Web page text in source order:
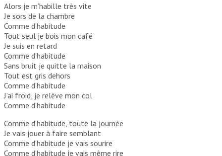
Alors je m’habille très vite
Je sors de la chambre
Comme d’habitude
Tout seul je bois mon café
Je suis en retard
Comme d’habitude
Sans bruit je quitte la maison
Tout est gris dehors
Comme d’habitude
J’ai froid, je relève mon col
Comme d’habitude
Comme d’habitude, toute la journée
Je vais jouer à faire semblant
Comme d’habitude je vais sourire
Comme d’habitude je vais même rire